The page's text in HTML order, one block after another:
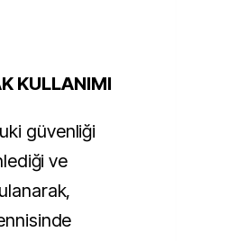
KULLANIMI
güvenliği
ve